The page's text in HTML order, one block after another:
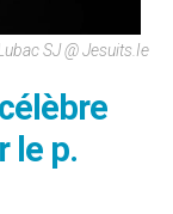
SJ @ Jesuits.ie
le p.